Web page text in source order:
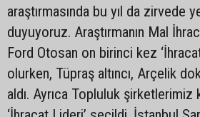
araştırmasında bu yıl da zirvede
duyuyoruz. Araştırmanın Mal
Ford Otosan on birinci kez
olurken, Tüpraş altıncı, Arçelik
aldı. Ayrıca Topluluk